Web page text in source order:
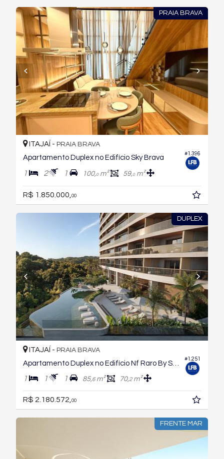
PRAIA BRAVA
#1.396
ITAJAÍ - PRAIA BRAVA
Apartamento Duplex no Edifício Sky Brava
1 2 1 100,0m² 59,0m²
R$ 1.850.000, 00
DUPLEX
#1.251
ITAJAÍ - PRAIA BRAVA
1 1 1 85,6m² 70,2m²
R$ 2.180.572,00
FRENTE MAR